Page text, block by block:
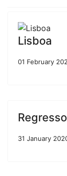
Lisboa
01 February
31 January